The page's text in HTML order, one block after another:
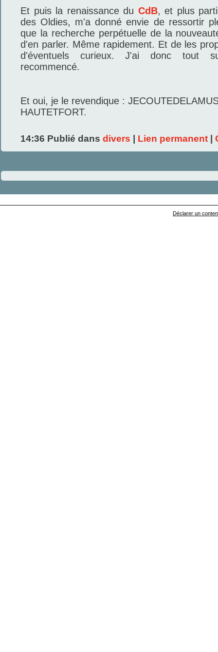
Et puis la renaissance du CdB, et plus
des Oldies, m'a donné envie de ressortir
que la recherche perpétuelle de la
d'en parler. Même rapidement. Et de les
d'éventuels curieux. J'ai donc tout
recommencé.
Et oui, je le revendique :
HAUTETFORT.
14:36 Publié dans divers Lien permanent
Déclarer un